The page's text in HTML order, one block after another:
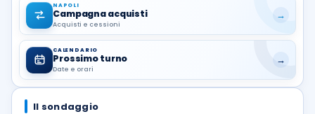
NAPOLI
Campagna acquisti
Acquisti e cessioni
→
CALENDARIO
Prossimo turno
Date e orari
→
Il sondaggio